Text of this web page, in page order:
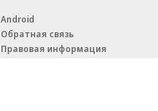
Android
Обратная связь
Правовая информация